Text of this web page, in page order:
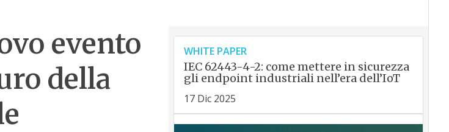
evento
della
WHITE PAPER
IEC 62443-4-2: come mettere in sicurezza
gli endpoint industriali nell’era dell’IoT
17 Dic 2025